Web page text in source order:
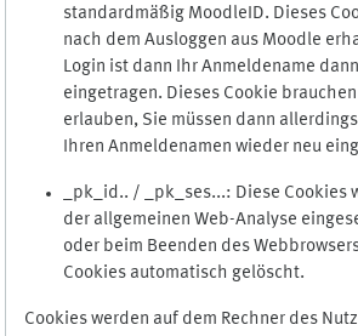
standardmäßig MoodleID. Dieses
nach dem Ausloggen aus Moodle
Login ist dann Ihr Anmeldename
eingetragen. Dieses Cookie
erlauben, Sie müssen dann
Ihren Anmeldenamen wieder neu
_pk_id.. / _pk_ses...: Diese Cookies
der allgemeinen Web-Analyse
oder beim Beenden des
Cookies automatisch gelöscht.
Cookies werden auf dem Rechner des